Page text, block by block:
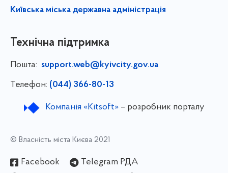
Київська міська державна адміністрація
Технічна підтримка
Пошта: support.web@kyivcity.gov.ua
Телефон: (044) 366-80-13
Компанія «Kitsoft»– розробник порталу
© Власність міста Києва 2021
Facebook
Telegram РДА